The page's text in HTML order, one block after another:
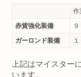
作
赤貨強化装備
ガーロンド装備
上記はマイスター
います。